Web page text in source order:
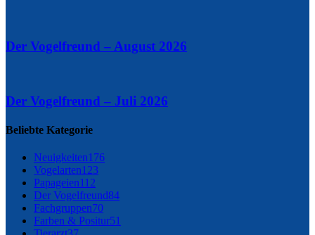
Der Vogelfreund – August 2026
Der Vogelfreund – Juli 2026
Beliebte Kategorie
Neuigkeiten176
Vogelarten123
Papageien112
Der Vogelfreund84
Fachgruppen70
Farben & Positur51